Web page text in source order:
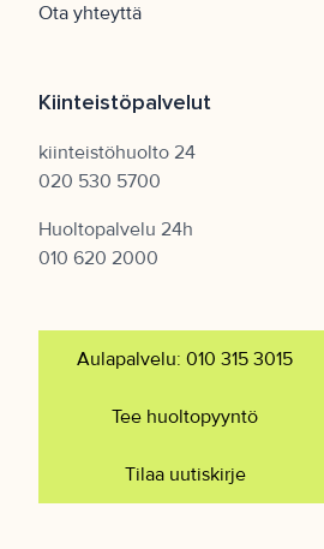
Ota yhteyttä
Kiinteistöpalvelut
kiinteistöhuolto 24
020 530 5700
Huoltopalvelu 24h
010 620 2000
Aulapalvelu: 010 315 3015
Tee huoltopyyntö
Tilaa uutiskirje